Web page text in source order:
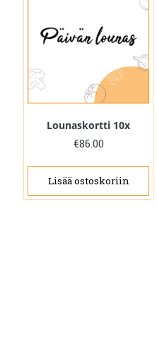
Lounaskortti 10x
€86.00
Lisää ostoskoriin